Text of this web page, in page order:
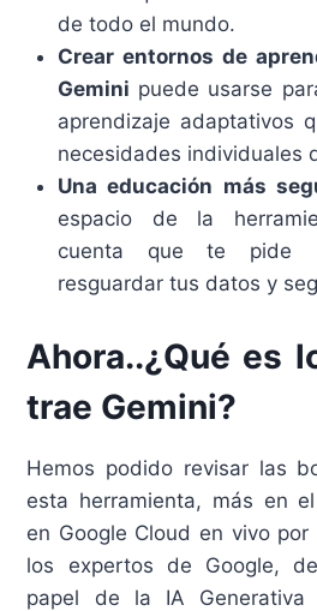
de todo el mundo.
Crear entornos de
Gemini puede usarse
aprendizaje adaptativos
necesidades individuales
Una educación más
espacio de la
cuenta que te pide
resguardar tus datos y
Ahora..¿Qué es
trae Gemini?
Hemos podido revisar las
esta herramienta, más en
en Google Cloud en vivo por
los expertos de Google,
papel de la IA Generativa